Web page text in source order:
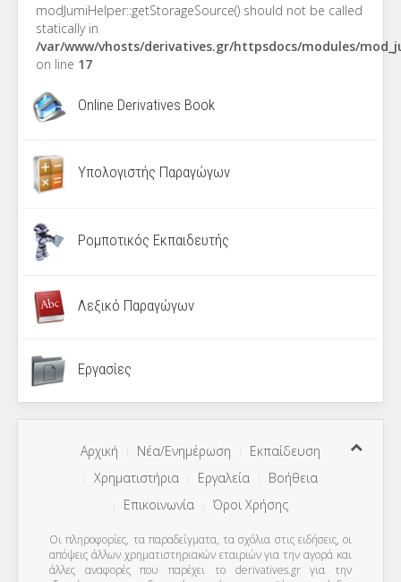
modJumiHelper::getStorageSource() should not be called
statically in
/var/www/vhosts/derivatives.gr/httpsdocs/modules/
on line 17
Online Derivatives Book
Υπολογιστής Παραγώγων
Ρομποτικός Εκπαιδευτής
Λεξικό Παραγώγων
Εργασίες
Αρχική Νέα/Ενημέρωση
Εκπαίδευση
Χρηματιστήρια
Εργαλεία
Βοήθεια
Επικοινωνία
Όροι Χρήσης
Οι πληροφορίες, τα παραδείγματα, τα σχόλια στις ειδήσεις, οι
απόψεις άλλων χρηματιστηριακών εταιριών για την αγορά και
άλλες αναφορές που παρέχει το derivatives.gr για την